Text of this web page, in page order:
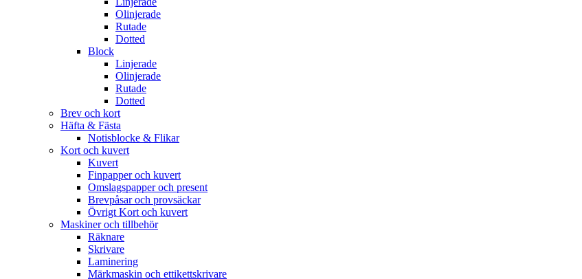
Olinjerade
Rutade
Dotted
Block
Linjerade
Olinjerade
Rutade
Dotted
Brev och kort
Häfta & Fästa
Notisblocke & Flikar
Kort och kuvert
Kuvert
Finpapper och kuvert
Omslagspapper och present
Brevpåsar och provsäckar
Övrigt Kort och kuvert
Maskiner och tillbehör
Räknare
Skrivare
Laminering
Märkmaskin och ettikettskrivare